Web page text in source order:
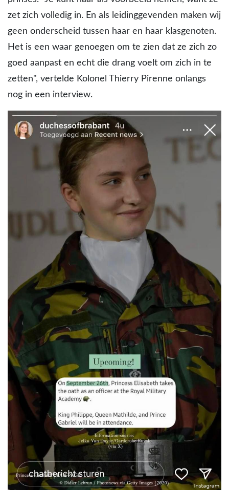
zet zich volledig in. En als leidinggevenden maken wij
geen onderscheid tussen haar en haar klasgenoten.
Het is een waar genoegen om te zien dat ze zich zo
goed aanpast en echt die drang voelt om zich in te
zetten", vertelde Kolonel Thierry Pirenne onlangs
nog in een interview.